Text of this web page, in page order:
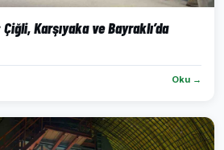
Karşıyaka ve Bayraklı’da
Oku →